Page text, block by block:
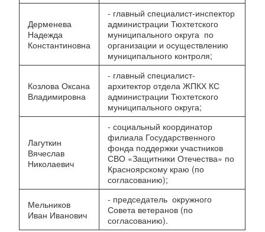
Дерменева
Надежда
Константиновна
- главный специалист-инспектор
администрации Тюхтетского
муниципального округа по
организации и осуществлению
муниципального контроля;
Козлова Оксана
Владимировна
- главный специалист-
архитектор отдела ЖПКХ КС
администрации Тюхтетского
муниципального округа;
Лагуткин
Вячеслав
Николаевич
- социальный координатор
филиала Государственного
фонда поддержки участников
СВО «Защитники Отечества» по
Красноярскому краю (по
согласованию);
Мельников
Иван Иванович
- председатель окружного
Совета ветеранов (по
согласованию).